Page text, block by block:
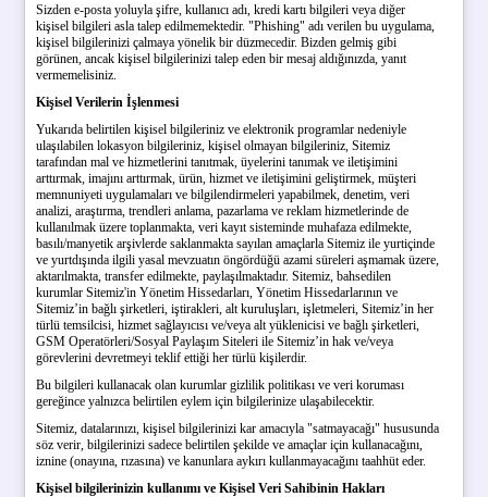
Sizden e-posta yoluyla şifre, kullanıcı adı, kredi kartı bilgileri veya diğer
kişisel bilgileri asla talep edilmemektedir. "Phishing" adı verilen bu uygulama,
kişisel bilgilerinizi çalmaya yönelik bir düzmecedir. Bizden gelmiş gibi
görünen, ancak kişisel bilgilerinizi talep eden bir mesaj aldığınızda, yanıt
vermemelisiniz.
Kişisel Verilerin İşlenmesi
Yukarıda belirtilen kişisel bilgileriniz ve elektronik programlar nedeniyle
ulaşılabilen lokasyon bilgileriniz, kişisel olmayan bilgileriniz, Sitemiz
tarafından mal ve hizmetlerini tanıtmak, üyelerini tanımak ve iletişimini
arttırmak, imajını arttırmak, ürün, hizmet ve iletişimini geliştirmek, müşteri
memnuniyeti uygulamaları ve bilgilendirmeleri yapabilmek, denetim, veri
analizi, araştırma, trendleri anlama, pazarlama ve reklam hizmetlerinde de
kullanılmak üzere toplanmakta, veri kayıt sisteminde muhafaza edilmekte,
basılı/manyetik arşivlerde saklanmakta sayılan amaçlarla Sitemiz ile yurtiçinde
ve yurtdışında ilgili yasal mevzuatın öngördüğü azami süreleri aşmamak üzere,
aktarılmakta, transfer edilmekte, paylaşılmaktadır. Sitemiz, bahsedilen
kurumlar Sitemiz'in Yönetim Hissedarları, Yönetim Hissedarlarının ve
Sitemiz’in bağlı şirketleri, iştirakleri, alt kuruluşları, işletmeleri, Sitemiz’in her
türlü temsilcisi, hizmet sağlayıcısı ve/veya alt yüklenicisi ve bağlı şirketleri,
GSM Operatörleri/Sosyal Paylaşım Siteleri ile Sitemiz’in hak ve/veya
görevlerini devretmeyi teklif ettiği her türlü kişilerdir.
Bu bilgileri kullanacak olan kurumlar gizlilik politikası ve veri koruması
gereğince yalnızca belirtilen eylem için bilgilerinize ulaşabilecektir.
Sitemiz, datalarınızı, kişisel bilgilerinizi kar amacıyla "satmayacağı" hususunda
söz verir, bilgilerinizi sadece belirtilen şekilde ve amaçlar için kullanacağını,
iznine (onayına, rızasına) ve kanunlara aykırı kullanmayacağını taahhüt eder.
Kişisel bilgilerinizin kullanımı ve Kişisel Veri Sahibinin Hakları